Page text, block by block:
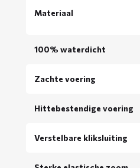
Materiaal
100% waterdicht
Zachte voering
Hittebestendige voering
Verstelbare kliksluiting